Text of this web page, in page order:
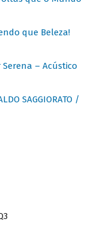
que Beleza!
Serena – Acústico
SAGGIORATO /